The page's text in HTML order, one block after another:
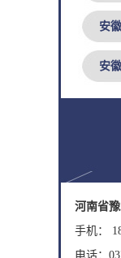
安
安
河南省
手机：
电话：